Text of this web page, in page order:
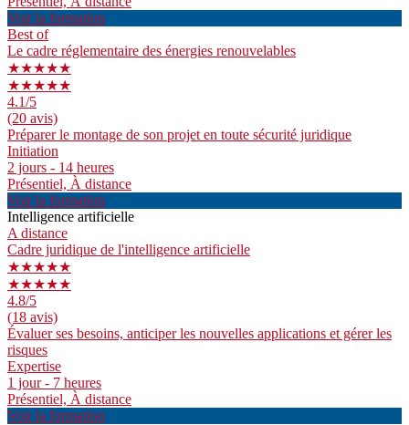
Voir la formation
Best of
Le cadre réglementaire des énergies renouvelables
★★★★★
★★★★★
4.1/5
(20 avis)
Préparer le montage de son projet en toute sécurité juridique
Initiation
2 jours - 14 heures
Présentiel, À distance
Voir la formation
Intelligence artificielle
A distance
Cadre juridique de l'intelligence artificielle
★★★★★
★★★★★
4.8/5
(18 avis)
Évaluer ses besoins, anticiper les nouvelles applications et gérer les
risques
Expertise
1 jour - 7 heures
Présentiel, À distance
Voir la formation